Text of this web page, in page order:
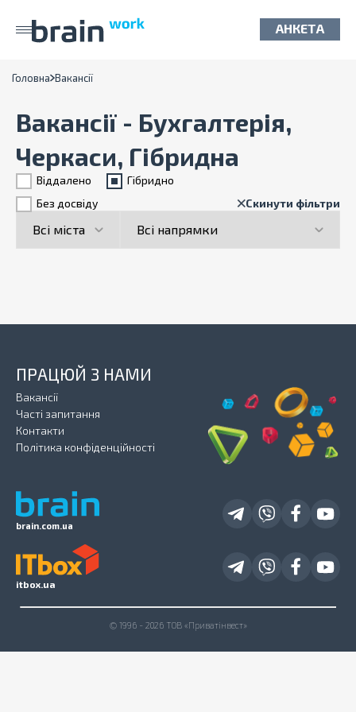
АНКЕТА
Головна Вакансії
Вакансії - Бухгалтерія,
Черкаси, Гібридна
Віддалено
Гiбридно
Без досвіду
Скинути фільтри
brain.com.ua
ПРАЦЮЙ З НАМИ
Вакансії
Часті запитання
Контакти
Політика конфіденційності
itbox.ua
© 1996 - 2026 ТОВ «Приватінвест»